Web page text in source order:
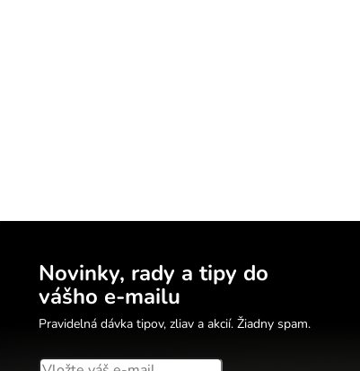
Novinky, rady a tipy do
vášho e-mailu
Pravidelná dávka tipov, zliav a akcií. Žiadny spam.